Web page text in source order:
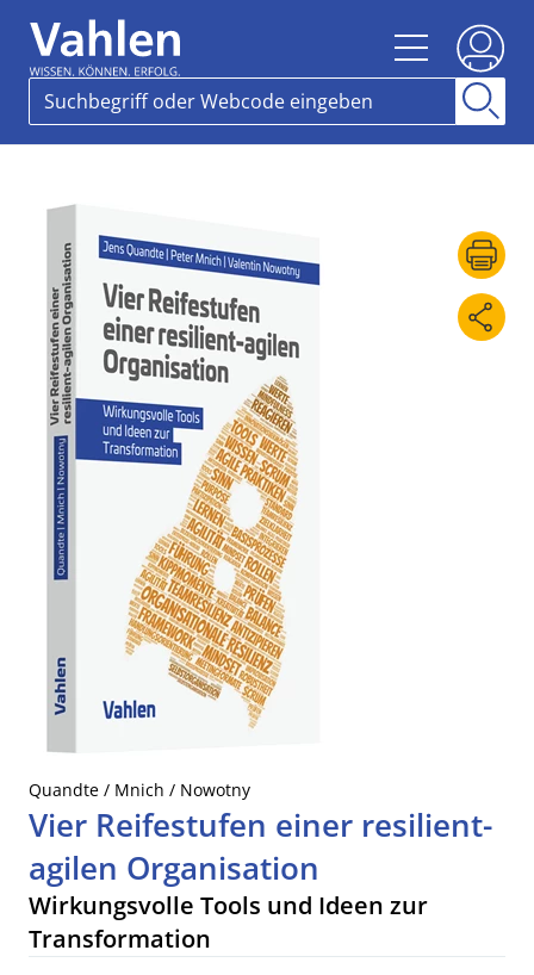
Quandte / Mnich / Nowotny
Vier Reifestufen einer resilient-
agilen Organisation
Wirkungsvolle Tools und Ideen zur
Transformation